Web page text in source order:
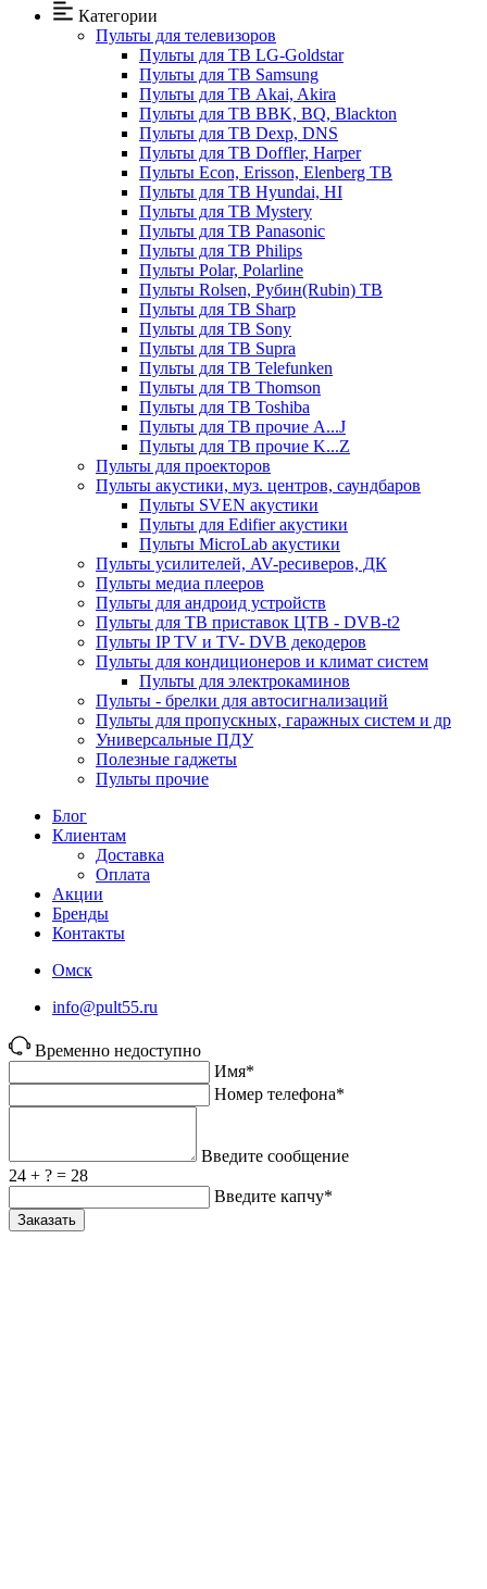
Категории
Пульты для телевизоров
Пульты для ТВ LG-Goldstar
Пульты для ТВ Samsung
Пульты для ТВ Akai, Akira
Пульты для ТВ BBK, BQ, Blackton
Пульты для ТВ Dexp, DNS
Пульты для ТВ Doffler, Harper
Пульты Econ, Erisson, Elenberg ТВ
Пульты для ТВ Hyundai, HI
Пульты для ТВ Mystery
Пульты для ТВ Panasonic
Пульты для ТВ Philips
Пульты Polar, Polarline
Пульты Rolsen, Рубин(Rubin) ТВ
Пульты для ТВ Sharp
Пульты для ТВ Sony
Пульты для ТВ Supra
Пульты для ТВ Telefunken
Пульты для ТВ Thomson
Пульты для ТВ Toshiba
Пульты для ТВ прочие A...J
Пульты для ТВ прочие K...Z
Пульты для проекторов
Пульты акустики, муз. центров, саундбаров
Пульты SVEN акустики
Пульты для Edifier акустики
Пульты MicroLab акустики
Пульты усилителей, AV-ресиверов, ДК
Пульты медиа плееров
Пульты для андроид устройств
Пульты для ТВ приставок ЦТВ - DVB-t2
Пульты IP TV и TV- DVB декодеров
Пульты для кондиционеров и климат систем
Пульты для электрокаминов
Пульты - брелки для автосигнализаций
Пульты для пропускных, гаражных систем и др
Универсальные ПДУ
Полезные гаджеты
Пульты прочие
Блог
Клиентам
Доставка
Оплата
Акции
Бренды
Контакты
Омск
info@pult55.ru
Временно недоступно
Имя*
Номер телефона*
Введите сообщение
24 + ? = 28
Введите капчу*
Заказать